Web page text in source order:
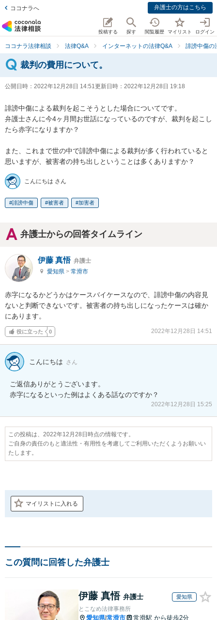
ココナラへ 弁護士の方はこちら
投稿する 探す 閲覧履歴 マイリスト ログイン
ココナラ法律相談 法律Q&A インターネットの法律Q&A 誹謗中傷の
裁判の費用について。
公開日時： 2022年12月28日 14:51更新日時： 2022年12月28日 19:18
誹謗中傷による裁判を起こそうとした場合についてです。
弁護士さんに今4ヶ月間お世話になっているのですが、裁判を起こし
たら赤字になりますか？
また、これまで世の中で誹謗中傷による裁判が多く行われていると
思いますが、被害者の持ち出しということは多くありますか？
こんにちは さん
誹謗中傷 被害者 加害者
弁護士からの回答タイムライン
伊藤 真悟 弁護士
愛知県 > 常滑市
赤字になるかどうかはケースバイケースなので、誹謗中傷の内容見
ないと判断できないです。被害者の持ち出しになったケースは確か
にあります。
役に立った 0 2022年12月28日 14:51
こんにちは さん
ご返信ありがとうございます。
赤字になるといった例はよくある話なのですか？
2022年12月28日 15:25
この投稿は、2022年12月28日時点の情報です。
ご自身の責任のもと適法性・有用性を考慮してご利用いただくようお願いい
たします。
マイリストに入れる
この質問に回答した弁護士
伊藤 真悟 弁護士 愛知県
とこなめ法律事務所
愛知県|常滑市 常滑駅 から徒歩2分